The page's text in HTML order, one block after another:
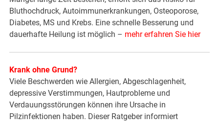
Bluthochdruck, Autoimmunerkrankungen, Osteoporose,
Diabetes, MS und Krebs. Eine schnelle Besserung und
dauerhafte Heilung ist möglich – mehr erfahren Sie hier
Krank ohne Grund?
Viele Beschwerden wie Allergien, Abgeschlagenheit,
depressive Verstimmungen, Hautprobleme und
Verdauungsstörungen können ihre Ursache in
Pilzinfektionen haben. Dieser Ratgeber informiert